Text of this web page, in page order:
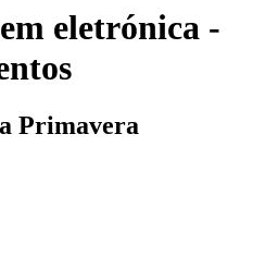
eletrónica -
Primavera